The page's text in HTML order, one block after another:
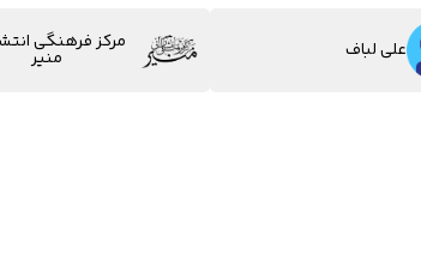
علی لباف مرکز فرهنگی
منیر